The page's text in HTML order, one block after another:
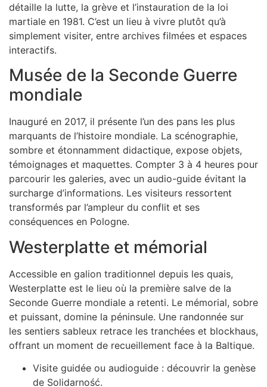
détaille la lutte, la grève et l’instauration de la loi
martiale en 1981. C’est un lieu à vivre plutôt qu’à
simplement visiter, entre archives filmées et espaces
interactifs.
Musée de la Seconde Guerre
mondiale
Inauguré en 2017, il présente l’un des pans les plus
marquants de l’histoire mondiale. La scénographie,
sombre et étonnamment didactique, expose objets,
témoignages et maquettes. Compter 3 à 4 heures pour
parcourir les galeries, avec un audio-guide évitant la
surcharge d’informations. Les visiteurs ressortent
transformés par l’ampleur du conflit et ses
conséquences en Pologne.
Westerplatte et mémorial
Accessible en galion traditionnel depuis les quais,
Westerplatte est le lieu où la première salve de la
Seconde Guerre mondiale a retenti. Le mémorial, sobre
et puissant, domine la péninsule. Une randonnée sur
les sentiers sableux retrace les tranchées et blockhaus,
offrant un moment de recueillement face à la Baltique.
Visite guidée ou audioguide : découvrir la genèse
de Solidarność.